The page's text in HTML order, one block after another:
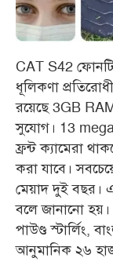
CAT S42
ধূলিকণা
রয়েছে 3GB
সুযোগ। 13
ফ্রন্ট ক্যামেরা
করা যাবে।
মেয়াদ দুই বছর।
বলে জানানো
পাউণ্ড স্টার্লিং,
আনুমানিক ২৬